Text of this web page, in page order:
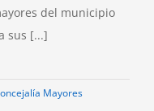
del municipio
sus [...]
Mayores